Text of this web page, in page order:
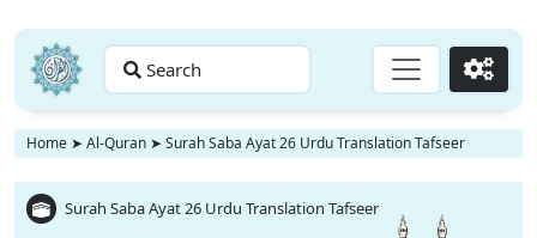
Search Go
Home ➤ Al-Quran ➤ Surah Saba Ayat 26 Urdu Translation Tafseer
Surah Saba Ayat 26 Urdu Translation Tafseer